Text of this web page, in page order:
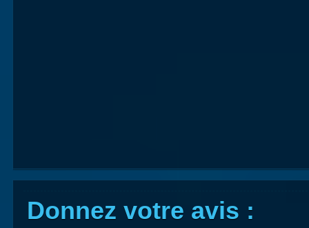
Donnez votre avis :